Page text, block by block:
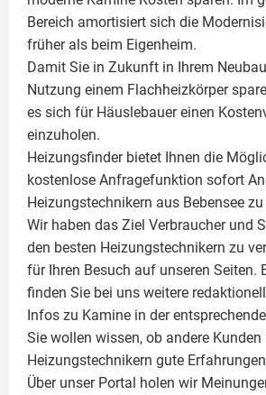
Bereich amortisiert sich die
früher als beim Eigenheim.
Damit Sie in Zukunft in Ihrem
Nutzung einem Flachheizkörper
es sich für Häuslebauer einen
einzuholen.
Heizungsfinder bietet Ihnen die
kostenlose Anfragefunktion sofort
Heizungstechnikern aus Bebensee
Wir haben das Ziel Verbraucher und
den besten Heizungstechnikern zu
für Ihren Besuch auf unseren Seiten.
finden Sie bei uns weitere
Infos zu Kamine in der
Sie wollen wissen, ob andere
Heizungstechnikern gute
Über unser Portal holen wir